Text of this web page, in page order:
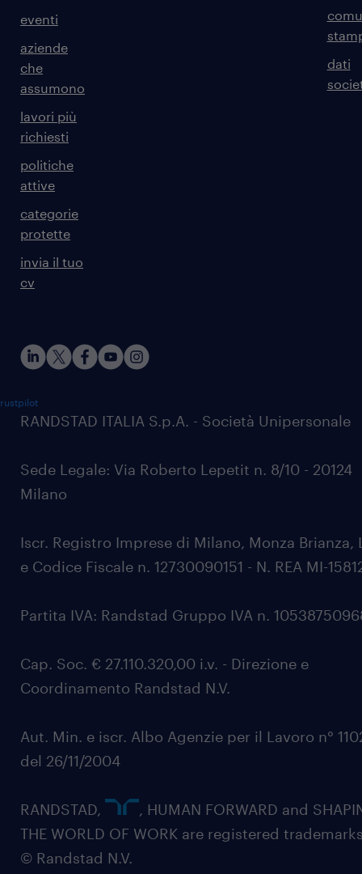
eventi
aziende
che
assumono
lavori più
richiesti
politiche
attive
categorie
protette
invia il tuo
cv
dati
RANDSTAD ITALIA S.p.A. - Società Unipersonale
Sede Legale: Via Roberto Lepetit n. 8/10 - 20124
Milano
Iscr. Registro Imprese di Milano, Monza Brianza,
e Codice Fiscale n. 12730090151 - N. REA MI-
Partita IVA: Randstad Gruppo IVA n.
Cap. Soc. € 27.110.320,00 i.v. - Direzione e
Coordinamento Randstad N.V.
Aut. Min. e iscr. Albo Agenzie per il Lavoro n°
del 26/11/2004
RANDSTAD,
, HUMAN FORWARD and
THE WORLD OF WORK are registered
© Randstad N.V.